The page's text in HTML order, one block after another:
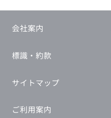
会社案内
標識・約款
サイトマップ
ご利用案内